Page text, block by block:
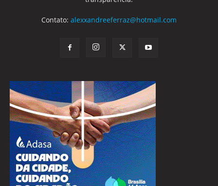
Contato: alexxandreeferraz@hotmail.com